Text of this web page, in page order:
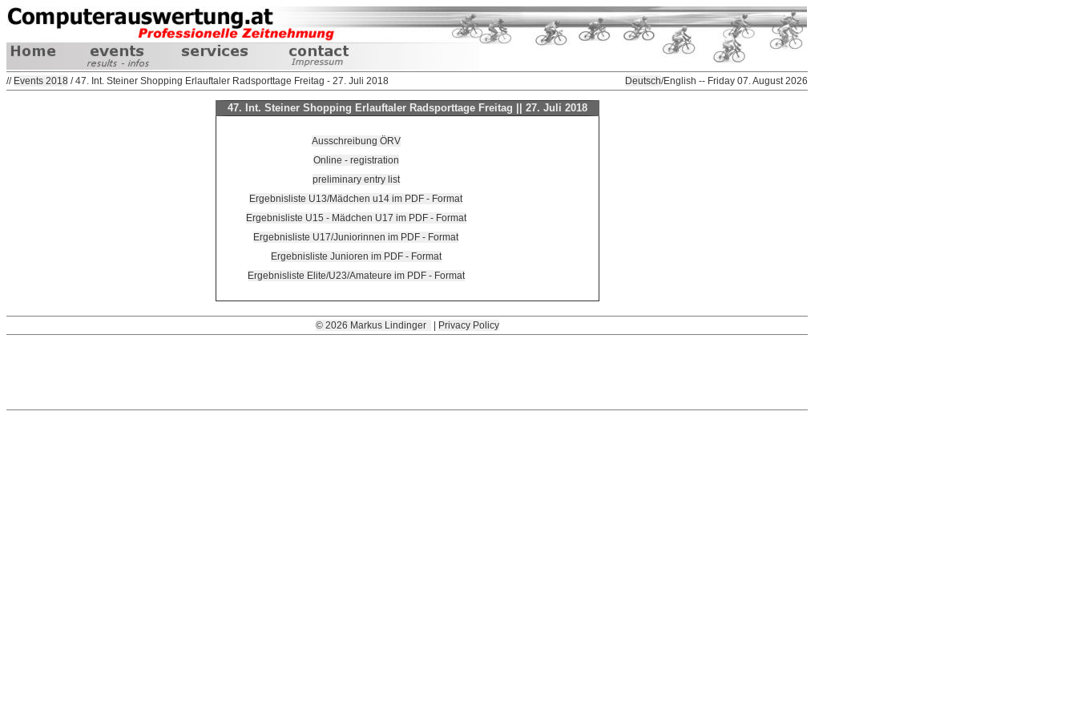
// Events 2018 / 47. Int. Steiner Shopping Erlauftaler Radsporttage Freitag - 27. Juli 2018 Deutsch/English -- Friday 07. August 2026
47. Int. Steiner Shopping Erlauftaler Radsporttage Freitag || 27. Juli 2018
Ausschreibung ÖRV
Online - registration
preliminary entry list
Ergebnisliste U13/Mädchen u14 im PDF - Format
Ergebnisliste U15 - Mädchen U17 im PDF - Format
Ergebnisliste U17/Juniorinnen im PDF - Format
Ergebnisliste Junioren im PDF - Format
Ergebnisliste Elite/U23/Amateure im PDF - Format
© 2026 Markus Lindinger Privacy Policy